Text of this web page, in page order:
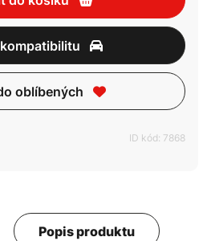
oblíbených
ID kód: 7868
Popis produktu